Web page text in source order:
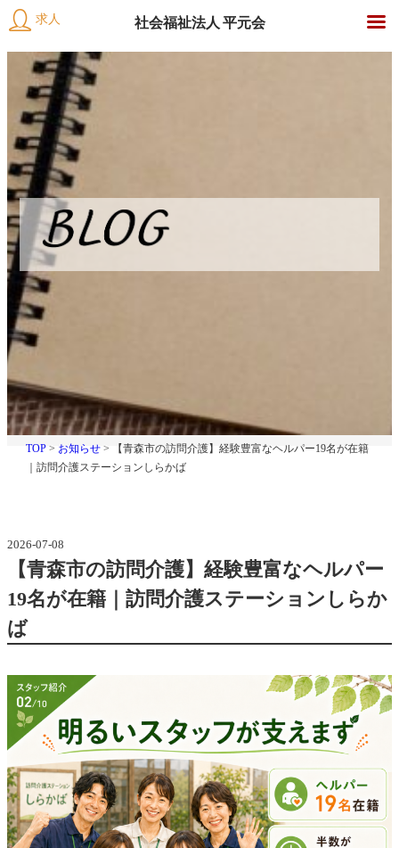
キ
ッ
プ
福
祉
法
人
平
元
会
TOP > お知らせ >
【青森市の訪問介護】経験豊富なヘルパー19名が在籍
｜訪問介護ステーションしらかば
2026-07-08
】
経
験
豊
富
な
ヘ
ル
パ
ー
9
名
が
在
籍
｜
お
問
介
し
ら
ば
【青森市の訪問介護】経験豊富なヘルパー
19名が在籍｜訪問介護ステーションしらか
ば
求人 社会福祉法人 平元会